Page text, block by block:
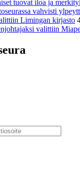
tuovat iloa ja
vahvisti
Limingan kirjasto
valittiin